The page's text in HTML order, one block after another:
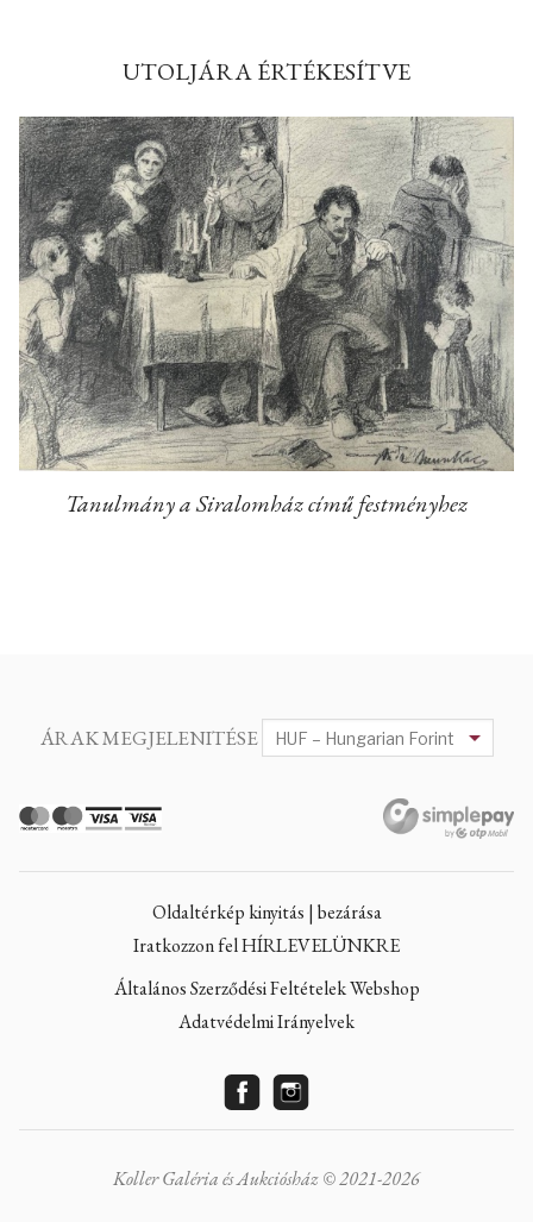
UTOLJÁRA ÉRTÉKESÍTVE
Tanulmány a Siralomház című festményhez
ÁRAK MEGJELENITÉSE
Oldaltérkép kinyitás | bezárása
Iratkozzon fel HÍRLEVELÜNKRE
Általános Szerződési Feltételek Webshop
Adatvédelmi Irányelvek
Koller Galéria és Aukciósház © 2021-2026